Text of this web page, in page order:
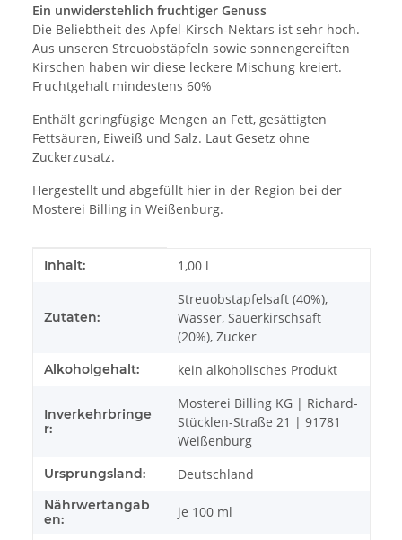
Ein unwiderstehlich fruchtiger Genuss
Die Beliebtheit des Apfel-Kirsch-Nektars ist sehr hoch.
Aus unseren Streuobstäpfeln sowie sonnengereiften
Kirschen haben wir diese leckere Mischung kreiert.
Fruchtgehalt mindestens 60%
Enthält geringfügige Mengen an Fett, gesättigten
Fettsäuren, Eiweiß und Salz. Laut Gesetz ohne
Zuckerzusatz.
Hergestellt und abgefüllt hier in der Region bei der
Mosterei Billing in Weißenburg.
Produkteigenschaft
Wert
Inhalt: 1,00 l
Zutaten:
Streuobstapfelsaft (40%),
Wasser, Sauerkirschsaft
(20%), Zucker
Alkoholgehalt: kein alkoholisches Produkt
Inverkehrbringe
r:
Mosterei Billing KG | Richard-
Stücklen-Straße 21 | 91781
Weißenburg
Ursprungsland: Deutschland
Nährwertangab
en:
je 100 ml